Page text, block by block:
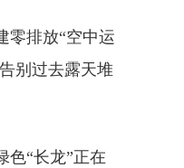
零排放“空中运
别过去露天堆
色“长龙”正在